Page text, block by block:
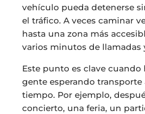
vehículo pueda detenerse
el tráfico. A veces caminar
hasta una zona más
varios minutos de llamadas
Este punto es clave cuando
gente esperando transporte
tiempo. Por ejemplo,
concierto, una feria, un